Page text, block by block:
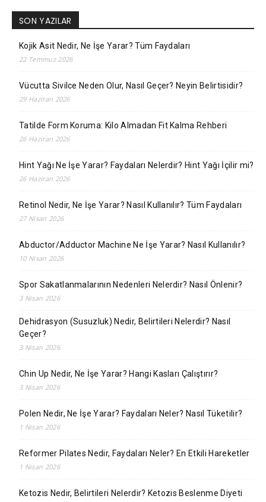
SON YAZILAR
Kojik Asit Nedir, Ne İşe Yarar? Tüm Faydaları
22 Temmuz 2026
Vücutta Sivilce Neden Olur, Nasıl Geçer? Neyin Belirtisidir?
29 Haziran 2026
Tatilde Form Koruma: Kilo Almadan Fit Kalma Rehberi
26 Haziran 2026
Hint Yağı Ne İşe Yarar? Faydaları Nelerdir? Hint Yağı İçilir mi?
26 Haziran 2026
Retinol Nedir, Ne İşe Yarar? Nasıl Kullanılır? Tüm Faydaları
27 Nisan 2026
Abductor/Adductor Machine Ne İşe Yarar? Nasıl Kullanılır?
10 Nisan 2026
Spor Sakatlanmalarının Nedenleri Nelerdir? Nasıl Önlenir?
3 Nisan 2026
Dehidrasyon (Susuzluk) Nedir, Belirtileri Nelerdir? Nasıl
Geçer?
3 Nisan 2026
Chin Up Nedir, Ne İşe Yarar? Hangi Kasları Çalıştırır?
3 Nisan 2026
Polen Nedir, Ne İşe Yarar? Faydaları Neler? Nasıl Tüketilir?
1 Nisan 2026
Reformer Pilates Nedir, Faydaları Neler? En Etkili Hareketler
1 Nisan 2026
Ketozis Nedir, Belirtileri Nelerdir? Ketozis Beslenme Diyeti